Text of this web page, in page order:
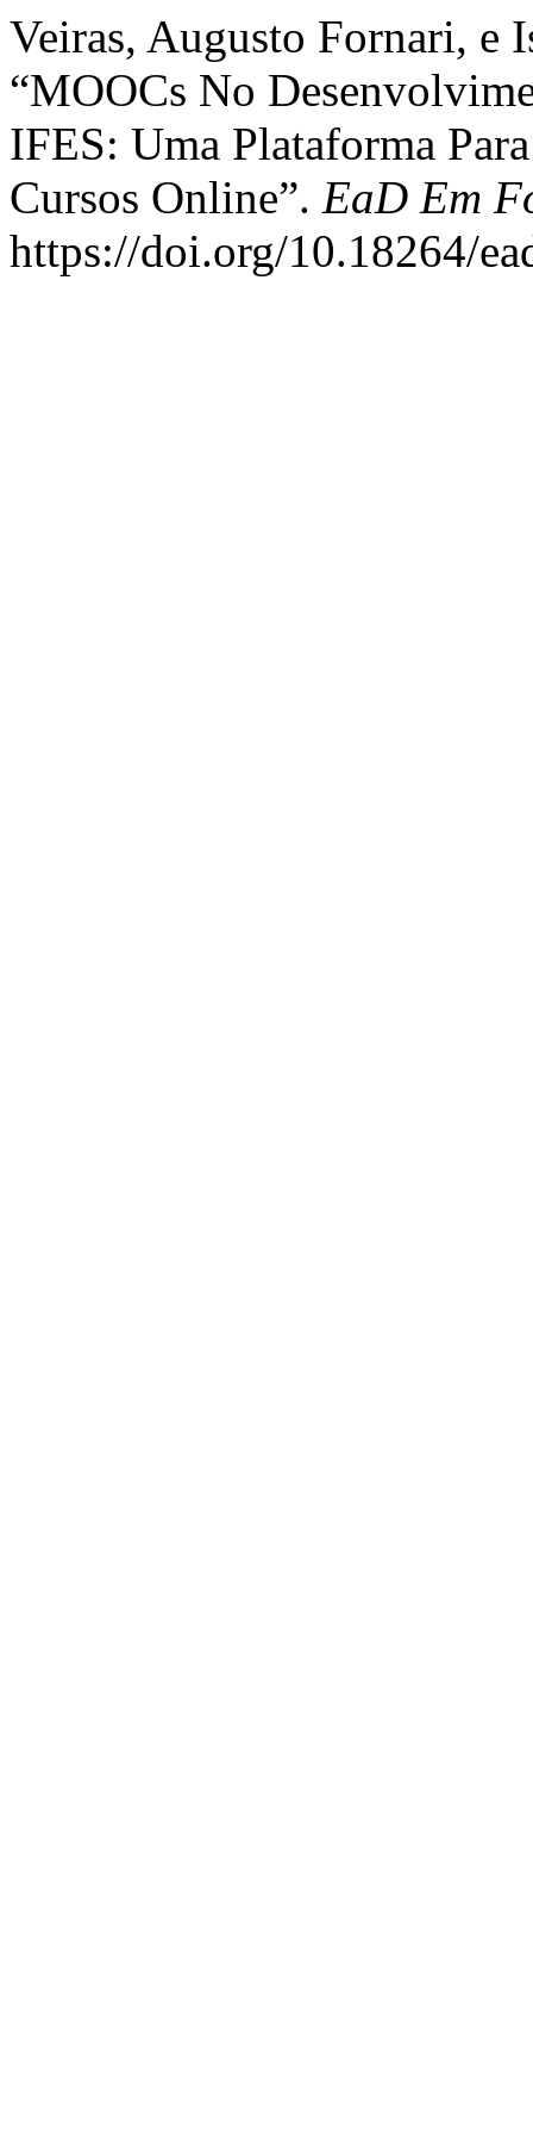
Veiras, Augusto Fornari, e
“MOOCs No
IFES: Uma Plataforma
Cursos Online”. EaD Em
https://doi.org/10.18264/